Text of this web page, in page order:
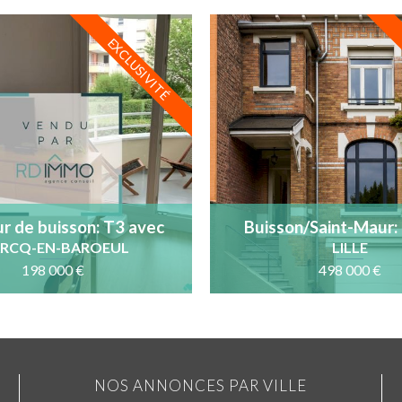
EXCLUSIVITÉ
de buisson: T3 avec
cave et parking
EN-BAROEUL
198 000 €
Buisson/Saint-Maur:
familiale, garage,
DPE B
LILLE
498 000 €
NOS ANNONCES PAR VILLE